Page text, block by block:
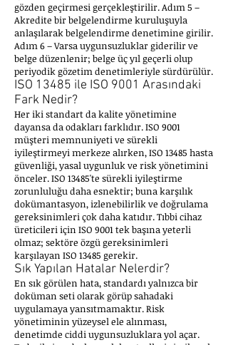
gözden geçirmesi gerçekleştirilir. Adım 5 –
Akredite bir belgelendirme kuruluşuyla
anlaşılarak belgelendirme denetimine girilir.
Adım 6 – Varsa uygunsuzluklar giderilir ve
belge düzenlenir; belge üç yıl geçerli olup
periyodik gözetim denetimleriyle sürdürülür.
ISO 13485 ile ISO 9001 Arasındaki
Fark Nedir?
Her iki standart da kalite yönetimine
dayansa da odakları farklıdır. ISO 9001
müşteri memnuniyeti ve sürekli
iyileştirmeyi merkeze alırken, ISO 13485 hasta
güvenliği, yasal uygunluk ve risk yönetimini
önceler. ISO 13485'te sürekli iyileştirme
zorunluluğu daha esnektir; buna karşılık
dokümantasyon, izlenebilirlik ve doğrulama
gereksinimleri çok daha katıdır. Tıbbi cihaz
üreticileri için ISO 9001 tek başına yeterli
olmaz; sektöre özgü gereksinimleri
karşılayan ISO 13485 gerekir.
Sık Yapılan Hatalar Nelerdir?
En sık görülen hata, standardı yalnızca bir
doküman seti olarak görüp sahadaki
uygulamaya yansıtmamaktır. Risk
yönetiminin yüzeysel ele alınması,
denetimde ciddi uygunsuzluklara yol açar.